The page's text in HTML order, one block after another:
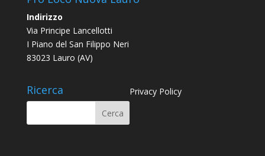
Indirizzo
Via Principe Lancellotti
I Piano del San Filippo Neri
83023 Lauro (AV)
Ricerca Privacy Policy